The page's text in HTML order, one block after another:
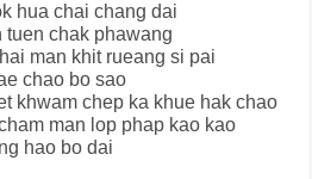
hua chai chang dai
tuen chak phawang
man khit rueang si pai
chao bo sao
khwam chep ka khue hak chao
man lop phap kao kao
hao bo dai